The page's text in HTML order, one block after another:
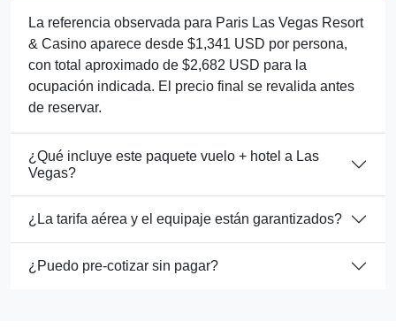
La referencia observada para Paris Las Vegas Resort
& Casino aparece desde $1,341 USD por persona,
con total aproximado de $2,682 USD para la
ocupación indicada. El precio final se revalida antes
de reservar.
¿Qué incluye este paquete vuelo + hotel a Las
Vegas?
¿La tarifa aérea y el equipaje están garantizados?
¿Puedo pre-cotizar sin pagar?